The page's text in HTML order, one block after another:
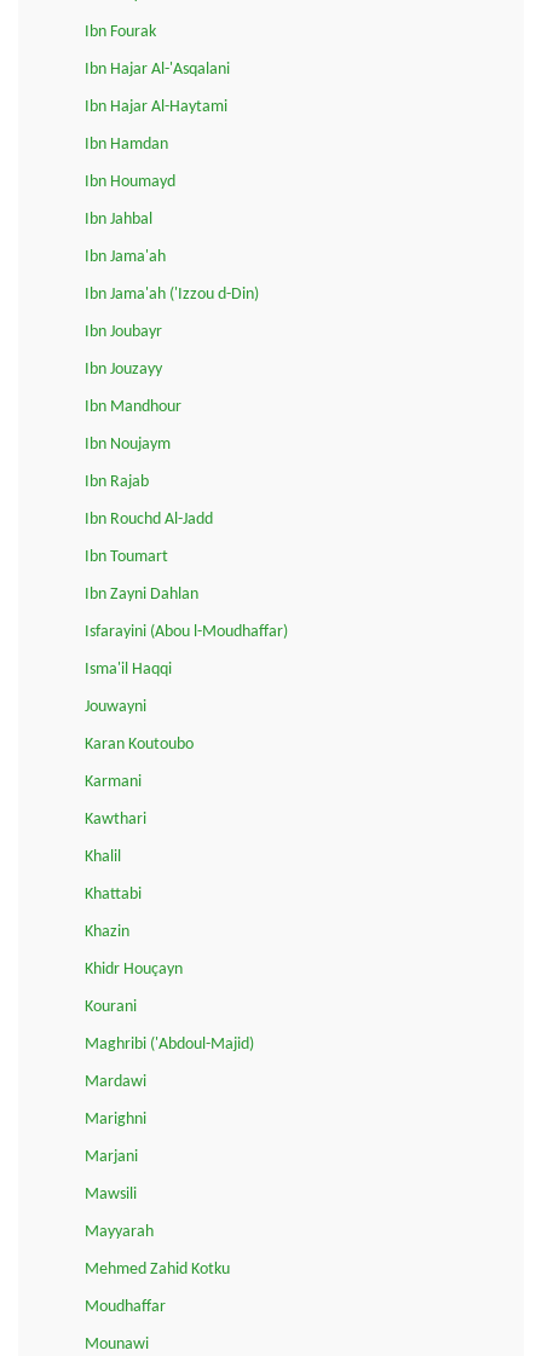
Ibn Fourak
Ibn Hajar Al-'Asqalani
Ibn Hajar Al-Haytami
Ibn Hamdan
Ibn Houmayd
Ibn Jahbal
Ibn Jama'ah
Ibn Jama'ah ('Izzou d-Din)
Ibn Joubayr
Ibn Jouzayy
Ibn Mandhour
Ibn Noujaym
Ibn Rajab
Ibn Rouchd Al-Jadd
Ibn Toumart
Ibn Zayni Dahlan
Isfarayini (Abou l-Moudhaffar)
Isma'il Haqqi
Jouwayni
Karan Koutoubo
Karmani
Kawthari
Khalil
Khattabi
Khazin
Khidr Houçayn
Kourani
Maghribi ('Abdoul-Majid)
Mardawi
Marighni
Marjani
Mawsili
Mayyarah
Mehmed Zahid Kotku
Moudhaffar
Mounawi